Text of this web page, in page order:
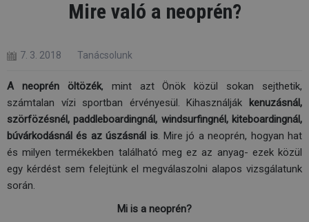
Mire való a neoprén?
7. 3. 2018 Tanácsolunk
A neoprén öltözék, mint azt Önök közül sokan sejthetik,
számtalan vízi sportban érvényesül. Kihasználják kenuzásnál,
szörfözésnél, paddleboardingnál, windsurfingnél, kiteboardingnál,
búvárkodásnál és az úszásnál is. Mire jó a neoprén, hogyan hat
és milyen termékekben található meg ez az anyag- ezek közül
egy kérdést sem felejtünk el megválaszolni alapos vizsgálatunk
során.
Mi is a neoprén?